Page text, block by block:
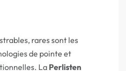
rares sont les
de pointe et
LaPerlisten